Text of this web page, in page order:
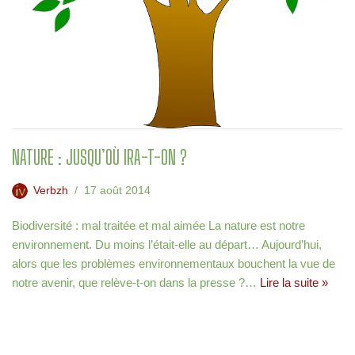
NATURE : JUSQU’OÙ IRA-T-ON ?
Verbzh 17 août 2014
Biodiversité : mal traitée et mal aimée La nature est notre
environnement. Du moins l’était-elle au départ… Aujourd’hui,
alors que les problèmes environnementaux bouchent la vue de
notre avenir, que relève-t-on dans la presse ?… Lire la suite »